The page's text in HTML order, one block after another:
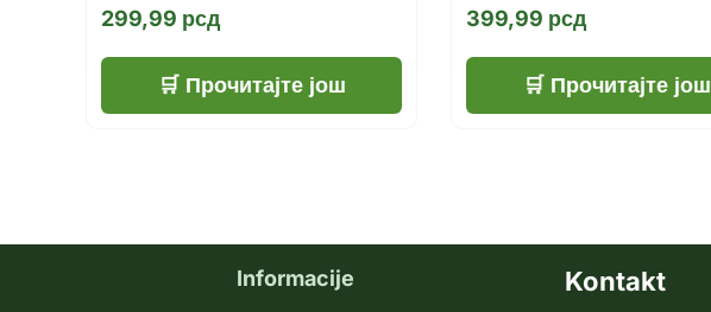
299,99 рсд
Прочитајте још
399,99 рсд
Прочитајте још
Informacije Kontakt